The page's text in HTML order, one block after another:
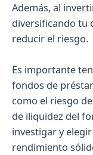
Además, al
diversificando tu
reducir el riesgo.
Es importante
fondos de
como el riesgo
de iliquidez del
investigar y
rendimiento